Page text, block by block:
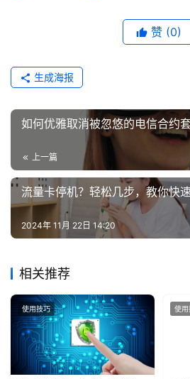
赞 (0)
生成海报
如何优雅取消被忽悠的电信合约
上一篇
流量卡停机？轻松几步，教你快速
2024年 11月 22日 14:20
相关推荐
使用技巧 使用